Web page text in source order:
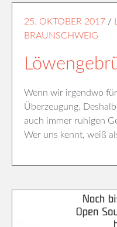
25. OKTOBER 2017 /
BRAUNSCHWEIG
Wenn wir irgendwo
Überzeugung.
auch immer ruhigen
Wer uns kennt, weiß